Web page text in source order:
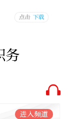
务
进入频道